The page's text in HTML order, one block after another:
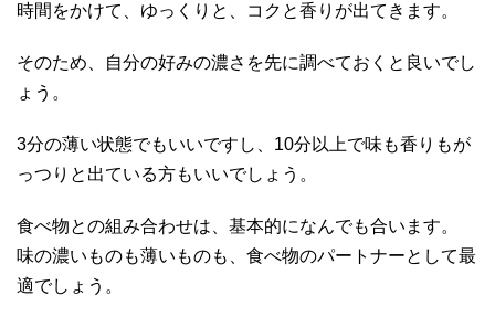
時間をかけて、ゆっくりと、コクと香りが出てきます。
そのため、自分の好みの濃さを先に調べておくと良いでし
ょう。
3分の薄い状態でもいいですし、10分以上で味も香りもが
っつりと出ている方もいいでしょう。
食べ物との組み合わせは、基本的になんでも合います。
味の濃いものも薄いものも、食べ物のパートナーとして最
適でしょう。